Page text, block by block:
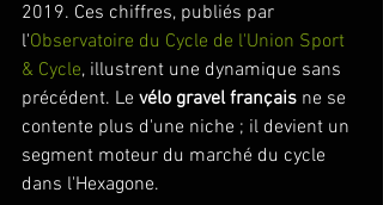
2019. Ces chiffres, publiés par
l'Observatoire du Cycle de l'Union Sport
& Cycle, illustrent une dynamique sans
précédent. Le vélo gravel français ne se
contente plus d'une niche ; il devient un
segment moteur du marché du cycle
dans l'Hexagone.